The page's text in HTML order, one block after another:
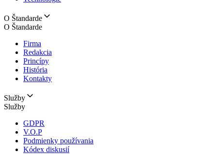
O Štandarde
O Štandarde
Firma
Redakcia
Princípy
História
Kontakty
Služby
Služby
GDPR
V.O.P
Podmienky používania
Kódex diskusií